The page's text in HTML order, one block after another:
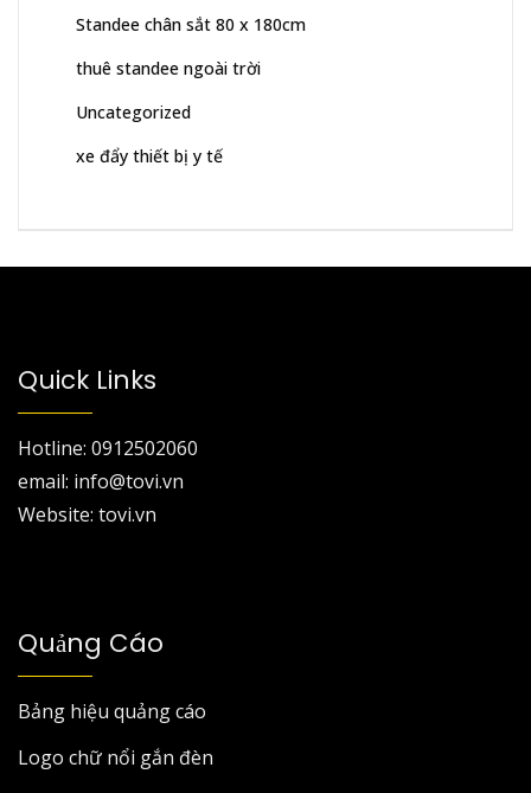
Standee chân sắt 80 x 180cm
thuê standee ngoài trời
Uncategorized
xe đẩy thiết bị y tế
Quick Links
Hotline: 0912502060
email: info@tovi.vn
Website: tovi.vn
Quảng Cáo
Bảng hiệu quảng cáo
Logo chữ nổi gắn đèn